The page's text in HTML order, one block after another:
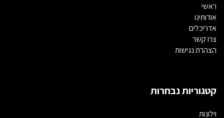
ראשי
אודותינו
אדריכלים
צרו קשר
הצהרת נגישות
קטגוריות נבחרות
וילונות